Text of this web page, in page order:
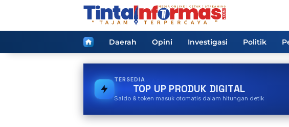
HomeDaerah Opini Investigasi Politik
TERSEDIA
TOP UP PRODUK DIGITAL
Saldo & token masuk otomatis dalam hitungan detik